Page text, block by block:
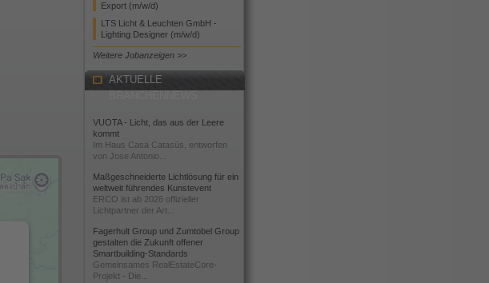
Export (m/w/d)
LTS Licht & Leuchten GmbH -
Lighting Designer (m/w/d)
Weitere Jobanzeigen >>
AKTUELLE
VUOTA - Licht, das aus der Leere
kommt
Im Haus Casa Catasüs, entworfen
von Jose Antonio...
Maßgeschneiderte Lichtlösung für ein
weltweit führendes Kunstevent
ERCO ist ab 2026 offizieller
Lichtpartner der Art...
Fagerhult Group und Zumtobel Group
gestalten die Zukunft offener
Smartbuilding-Standards
Gemeinsames RealEstateCore-
Projekt - Die...